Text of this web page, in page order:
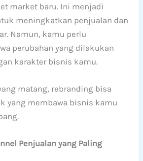
market baru. Ini menjadi
meningkatkan penjualan dan
Namun, kamu perlu
perubahan yang dilakukan
karakter bisnis kamu.
matang, rebranding bisa
yang membawa bisnis kamu
Penjualan yang Paling